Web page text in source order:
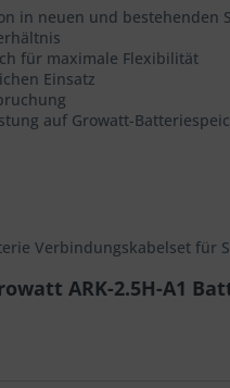
in neuen und bestehenden
für maximale Flexibilität
Einsatz
auf Growatt-
Verbindungskabelset
ARK-2.5H-A1